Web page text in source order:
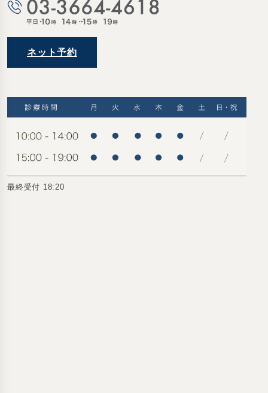
ネット予約
最終受付 18:20